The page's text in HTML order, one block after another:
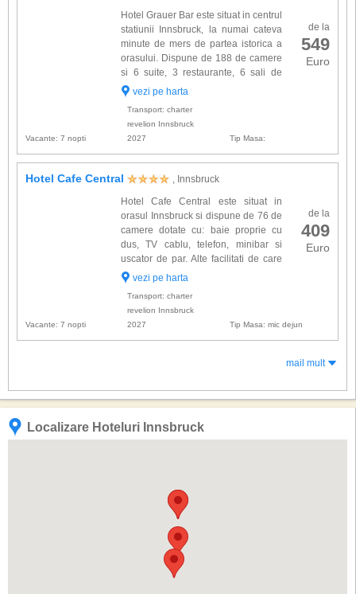
de la
549
Euro
Hotel Grauer Bar este situat in centrul
statiunii Innsbruck, la numai cateva
minute de mers de partea istorica a
orasului. Dispune de 188 de camere
si 6 suite, 3 restaurante, 6 sali de
conferinta cu o capacitate de 500
Camerele ...
vezi pe harta
Vacante: 7 nopti
Transport: charter
revelion Innsbruck
2027
Tip Masa:
Hotel Cafe Central , Innsbruck
de la
409
Euro
Hotel Cafe Central este situat in
orasul Innsbruck si dispune de 76 de
camere dotate cu: baie proprie cu
dus, TV cablu, telefon, minibar si
uscator de par. Alte facilitati de care
veti beneficia la hotel Cafe Central:
sa...
vezi pe harta
Vacante: 7 nopti
Transport: charter
revelion Innsbruck
2027
Tip Masa: mic dejun
mail mult
Localizare Hoteluri Innsbruck